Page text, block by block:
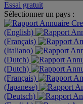
Essai gratuit
Sélectionner un pays :
(English)
(Français)
(Italiano)
(Dutch)
(Dutch)
(Français)
(Japanese)
(Deutsch)